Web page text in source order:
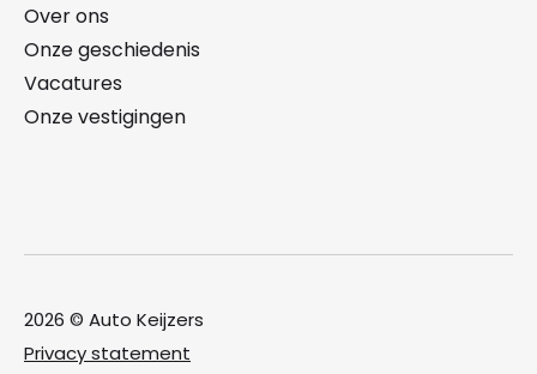
Over ons
Onze geschiedenis
Vacatures
Onze vestigingen
2026 © Auto Keijzers
Privacy statement